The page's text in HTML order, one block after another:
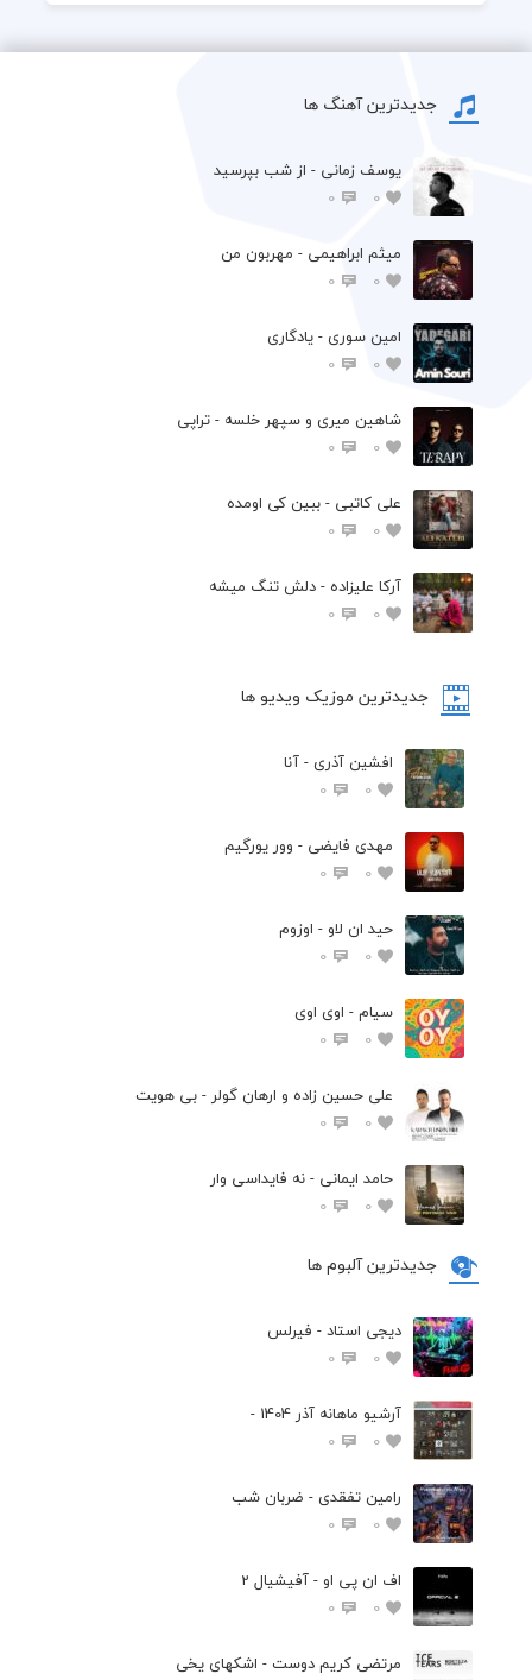
جدیدترین آهنگ ها
یوسف زمانی - از شب بپرسید
0
0
میثم ابراهیمی - مهربون من
0
0
امین سوری - یادگاری
0
0
شاهین میری و سپهر خلسه - تراپی
0
0
علی کاتبی - ببین کی اومده
0
0
آرکا علیزاده - دلش تنگ میشه
0
0
جدیدترین موزیک ویدیو ها
افشین آذری - آنا
0
0
مهدی فایضی - وور یورگیم
0
0
حید ان لاو - اوزوم
0
0
سیام - اوی اوی
0
0
علی حسین زاده و ارهان گولر - بی هویت
0
0
حامد ایمانی - نه فایداسی وار
0
0
جدیدترین آلبوم ها
دیجی استاد - فیرلس
0
0
آرشیو ماهانه آذر 1404 -
0
0
رامین تفقدی - ضربان شب
0
0
اف ان پی او - آفیشیال 2
0
0
مرتضی کریم دوست - اشکهای یخی